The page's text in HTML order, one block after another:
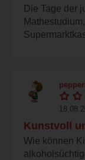
Die Tage der
Kunstvoll
Wie können